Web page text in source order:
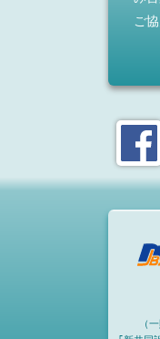
ご
（